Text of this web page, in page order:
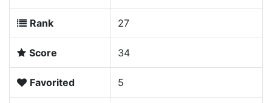
Rank 27
Score 34
Favorited 5